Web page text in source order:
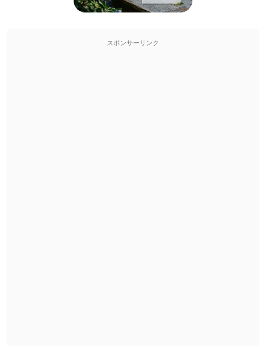
スポンサーリンク